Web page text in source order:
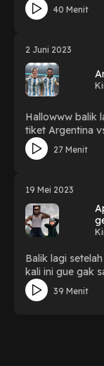
episode kali ini
40 Menit
2 Juni 2023
Hallowww balik
tiket Argentina
27 Menit
19 Mei 2023
Balik lagi
kali ini gue gak
liburan
episode kali ini
39 Menit